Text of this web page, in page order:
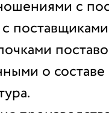
с
о составе